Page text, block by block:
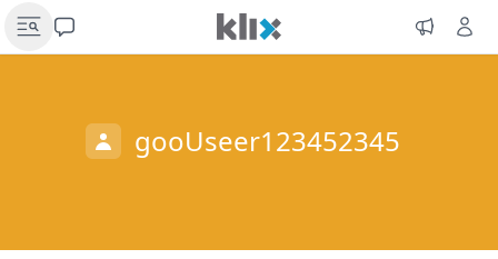
gooUseer123452345